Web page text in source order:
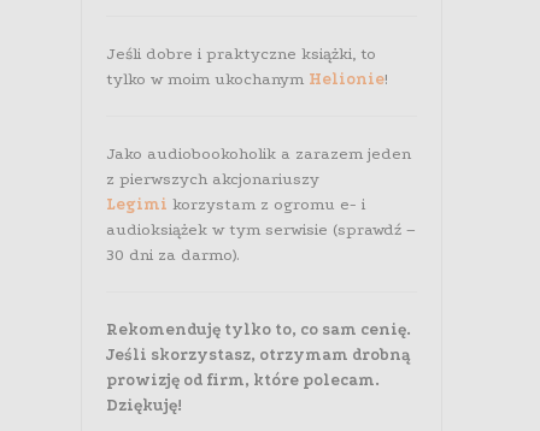
Jeśli dobre i praktyczne książki, to
tylko w moim ukochanym Helionie!
Jako audiobookoholik a zarazem jeden
z pierwszych akcjonariuszy
Legimi korzystam z ogromu e- i
audioksiążek w tym serwisie (sprawdź –
30 dni za darmo).
Rekomenduję tylko to, co sam cenię.
Jeśli skorzystasz, otrzymam drobną
prowizję od firm, które polecam.
Dziękuję!